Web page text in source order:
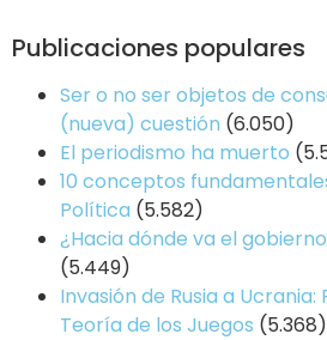
Publicaciones populares
Ser o no ser objetos de
(nueva) cuestión (6.050)
El periodismo ha muerto
10 conceptos
Política (5.582)
¿Hacia dónde va el
(5.449)
Invasión de Rusia a
Teoría de los Juegos (5.368)